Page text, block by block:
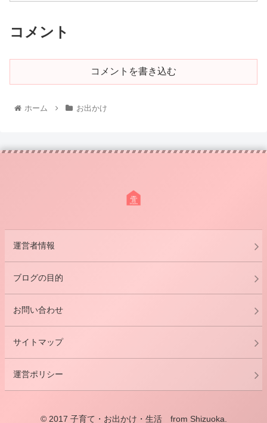
コメント
コメントを書き込む
ホーム お出かけ
運営者情報
ブログの目的
お問い合わせ
サイトマップ
運営ポリシー
© 2017 子育て・お出かけ・生活 from Shizuoka.